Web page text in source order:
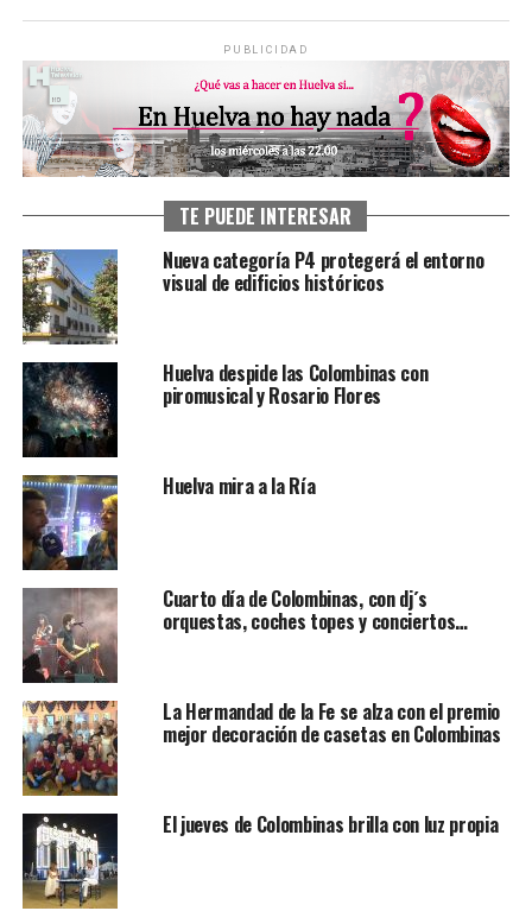
PUBLICIDAD
TE PUEDE INTERESAR
Nueva categoría P4 protegerá el entorno
visual de edificios históricos
Huelva despide las Colombinas con
piromusical y Rosario Flores
Huelva mira a la Ría
Cuarto día de Colombinas, con dj´s
orquestas, coches topes y conciertos…
La Hermandad de la Fe se alza con el premio
mejor decoración de casetas en Colombinas
El jueves de Colombinas brilla con luz propia